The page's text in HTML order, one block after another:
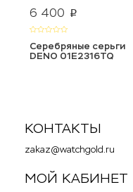
6 400 p
Серебряные серьги
DENO 01E2316TQ
КОНТАКТЫ
zakaz@watchgold.ru
МОЙ КАБИНЕТ